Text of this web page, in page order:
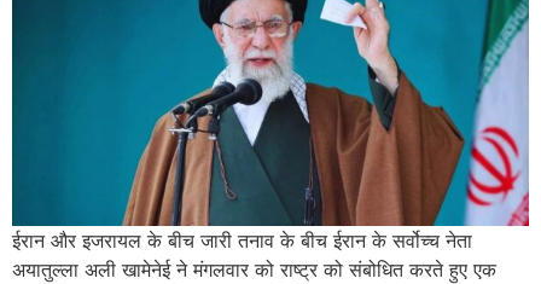
ईरान और इजरायल के बीच जारी तनाव के बीच ईरान के सर्वोच्च नेता
अयातुल्ला अली खामेनेई ने मंगलवार को राष्ट्र को संबोधित करते हुए एक